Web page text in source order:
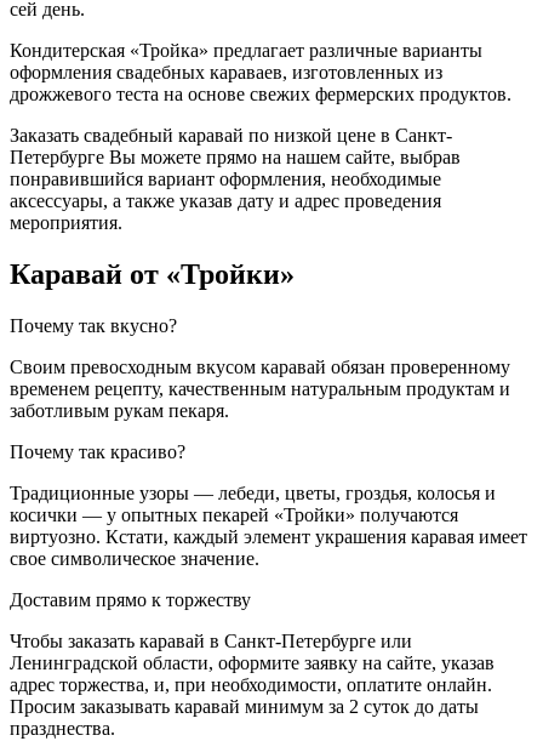
сей день.
Кондитерская «Тройка» предлагает различные варианты
оформления свадебных караваев, изготовленных из
дрожжевого теста на основе свежих фермерских продуктов.
Заказать свадебный каравай по низкой цене в Санкт-
Петербурге Вы можете прямо на нашем сайте, выбрав
понравившийся вариант оформления, необходимые
аксессуары, а также указав дату и адрес проведения
мероприятия.
Каравай от «Тройки»
Почему так вкусно?
Своим превосходным вкусом каравай обязан проверенному
временем рецепту, качественным натуральным продуктам и
заботливым рукам пекаря.
Почему так красиво?
Традиционные узоры — лебеди, цветы, гроздья, колосья и
косички — у опытных пекарей «Тройки» получаются
виртуозно. Кстати, каждый элемент украшения каравая имеет
свое символическое значение.
Доставим прямо к торжеству
Чтобы заказать каравай в Санкт-Петербурге или
Ленинградской области, оформите заявку на сайте, указав
адрес торжества, и, при необходимости, оплатите онлайн.
Просим заказывать каравай минимум за 2 суток до даты
празднества.